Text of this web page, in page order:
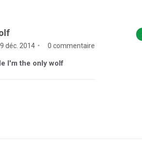
déc. 2014 0 commentaire
I'm the only wolf